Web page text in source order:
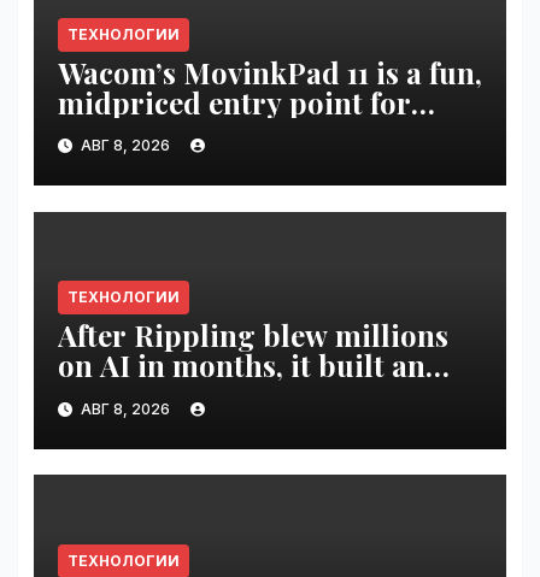
ТЕХНОЛОГИИ
Wacom’s MovinkPad 11 is a fun,
midpriced entry point for
digital artists | VseTime.ru
АВГ 8, 2026
ТЕХНОЛОГИИ
After Rippling blew millions
on AI in months, it built an
employee ROI tool |
VseTime.ru
АВГ 8, 2026
ТЕХНОЛОГИИ